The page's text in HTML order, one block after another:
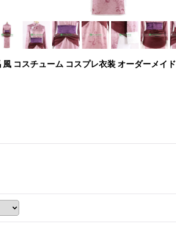
コスチューム コスプレ衣装 オーダーメイド